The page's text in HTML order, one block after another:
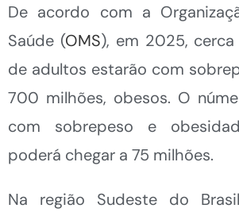
De acordo com a
Saúde (OMS), em 2025,
de adultos estarão com
700 milhões, obesos. O
com sobrepeso e
poderá chegar a 75 milhões.
Na região Sudeste do